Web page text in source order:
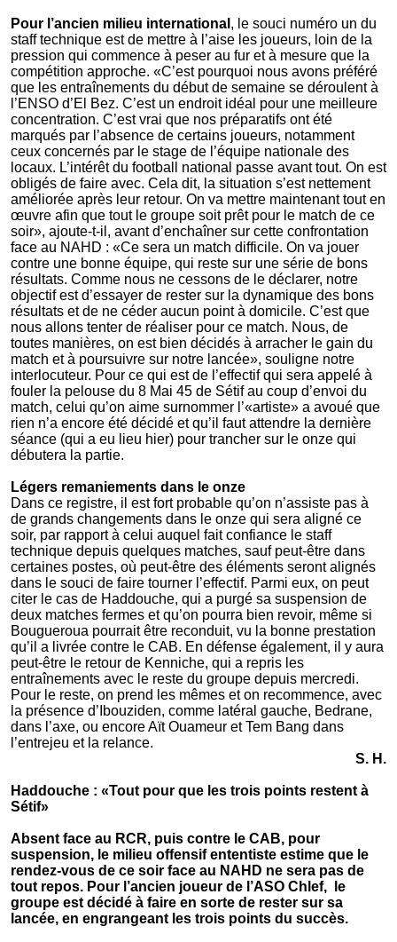
Pour l’ancien milieu international , le souci numéro un du
staff technique est de mettre à l’aise les joueurs, loin de la
pression qui commence à peser au fur et à mesure que la
compétition approche. «C’est pourquoi nous avons préféré
que les entraînements du début de semaine se déroulent à
l’ENSO d’El Bez. C’est un endroit idéal pour une meilleure
concentration. C’est vrai que nos préparatifs ont été
marqués par l’absence de certains joueurs, notamment
ceux concernés par le stage de l’équipe nationale des
locaux. L’intérêt du football national passe avant tout. On est
obligés de faire avec. Cela dit, la situation s’est nettement
améliorée après leur retour. On va mettre maintenant tout en
œuvre afin que tout le groupe soit prêt pour le match de ce
soir», ajoute-t-il, avant d’enchaîner sur cette confrontation
face au NAHD : «Ce sera un match difficile. On va jouer
contre une bonne équipe, qui reste sur une série de bons
résultats. Comme nous ne cessons de le déclarer, notre
objectif est d’essayer de rester sur la dynamique des bons
résultats et de ne céder aucun point à domicile. C’est que
nous allons tenter de réaliser pour ce match. Nous, de
toutes manières, on est bien décidés à arracher le gain du
match et à poursuivre sur notre lancée», souligne notre
interlocuteur. Pour ce qui est de l’effectif qui sera appelé à
fouler la pelouse du 8 Mai 45 de Sétif au coup d’envoi du
match, celui qu’on aime surnommer l’«artiste» a avoué que
rien n’a encore été décidé et qu’il faut attendre la dernière
séance (qui a eu lieu hier) pour trancher sur le onze qui
débutera la partie.
Légers remaniements dans le onze
Dans ce registre, il est fort probable qu’on n’assiste pas à
de grands changements dans le onze qui sera aligné ce
soir, par rapport à celui auquel fait confiance le staff
technique depuis quelques matches, sauf peut-être dans
certaines postes, où peut-être des éléments seront alignés
dans le souci de faire tourner l’effectif. Parmi eux, on peut
citer le cas de Haddouche, qui a purgé sa suspension de
deux matches fermes et qu’on pourra bien revoir, même si
Bougueroua pourrait être reconduit, vu la bonne prestation
qu’il a livrée contre le CAB. En défense également, il y aura
peut-être le retour de Kenniche, qui a repris les
entraînements avec le reste du groupe depuis mercredi.
Pour le reste, on prend les mêmes et on recommence, avec
la présence d’Ibouziden, comme latéral gauche, Bedrane,
dans l’axe, ou encore Aït Ouameur et Tem Bang dans
l’entrejeu et la relance.
S. H.
Haddouche : «Tout pour que les trois points restent à
Sétif»
Absent face au RCR, puis contre le CAB, pour
suspension, le milieu offensif ententiste estime que le
rendez-vous de ce soir face au NAHD ne sera pas de
tout repos. Pour l’ancien joueur de l’ASO Chlef, le
groupe est décidé à faire en sorte de rester sur sa
lancée, en engrangeant les trois points du succès.